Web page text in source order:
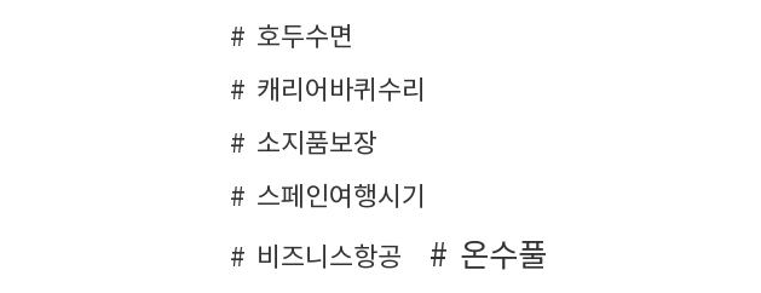
호두수면
캐리어바퀴수리
소지품보장
스페인여행시기
비즈니스항공
온수풀